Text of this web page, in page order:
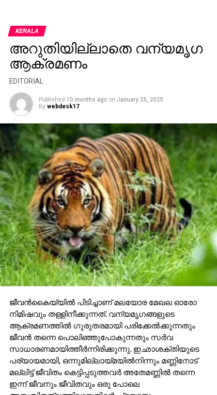
KERALA
അറുതിയില്ലാതെ വന്യമൃഗ
ആക്രമണം
EDITORIAL
Published 10 months ago on January 25, 2025
By webdesk17
ജീവന്‍കൈയ്യില്‍ പിടിച്ചാണ് മലയോര മേഖല ഓരോ
നിമിഷവും തള്ളിനീക്കുന്നത്. വന്യമൃഗങ്ങളുടെ
ആക്രമണത്തില്‍ ഗുരുതരമായി പരിക്കേല്‍ക്കുന്നതും
ജീവന്‍ തന്നെ പൊലിഞ്ഞുപോകുന്നതും സര്‍വ
സാധാരണമായിത്തീര്‍ന്നിരിക്കുന്നു. ഇഛാശക്തിയുടെ
പര്യായമായി, ഒന്നുമില്ലായ്മയില്‍നിന്നും മണ്ണിനോട്
മല്ലിട്ട് ജീവിതം കെട്ടിപ്പടുത്തവര്‍ അതേമണ്ണില്‍ തന്നെ
ഇന്ന് ജീവനും ജീവിതവും ഒരു പോലെ